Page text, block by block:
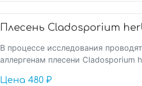
Плесень Cladosporium
В процессе исследования
аллергенам плесени Cladosporium
Цена 480 ₽